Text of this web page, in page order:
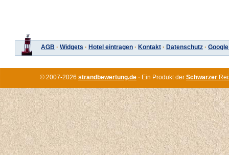
AGB · Widgets · Hotel eintragen · Kontakt · Datenschutz ·
© 2007-2026 strandbewertung.de · Ein Produkt der Schwarzer